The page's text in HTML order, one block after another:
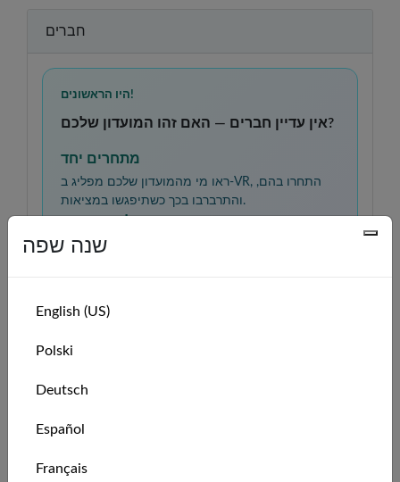
חברים
היו הראשונים!
אין עדיין חברים — האם זהו המועדון שלכם?
מתחרים יחד
ראו מי מהמועדון שלכם מפליג ב-VR, התחרו בהם,
והתרברבו בכך כשתיפגשו במציאות.
תרגלו מיומנויות הפלגה, השוו רשמים, ותמכו זה בזה
10°6'E
56°20'N
שנה שפה
English (US)
Polski
Deutsch
Español
Français